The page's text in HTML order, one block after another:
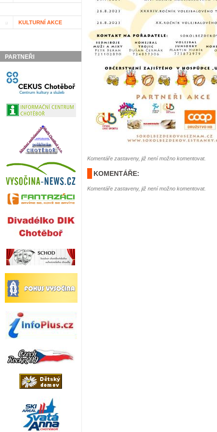
KULTURNÍ AKCE
PARTNEŘI
Komentáře zastaveny, již není možno komentovat.
KOMENTÁŘE:
Komentáře zastaveny, již není možno komentovat.